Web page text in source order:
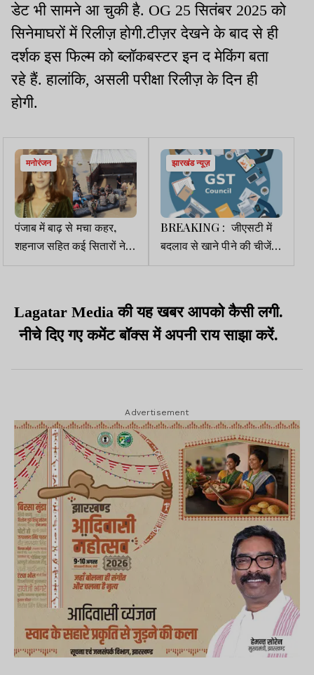
डेट भी सामने आ चुकी है. OG 25 सितंबर 2025 को
सिनेमाघरों में रिलीज़ होगी.टीज़र देखने के बाद से ही
दर्शक इस फिल्म को ब्लॉकबस्टर इन द मेकिंग बता
रहे हैं. हालांकि, असली परीक्षा रिलीज़ के दिन ही
होगी.
मनोरंजन
पंजाब में बाढ़ से मचा कहर,
शहनाज सहित कई सितारों ने
बढ़ाया मदद का हाथ
झारखंड न्यूज़
BREAKING : जीएसटी में
बदलाव से खाने पीने की चीजें
सस्ती, पान मसाला व कोल्ड
Lagatar Media की यह खबर आपको कैसी लगी.
नीचे दिए गए कमेंट बॉक्स में अपनी राय साझा करें.
Advertisement